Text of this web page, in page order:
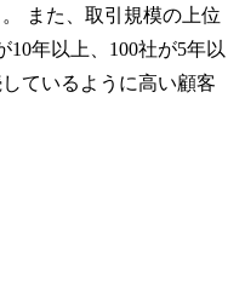
また、取引規模の上位
10年以上、100社が5年以
ているように高い顧客